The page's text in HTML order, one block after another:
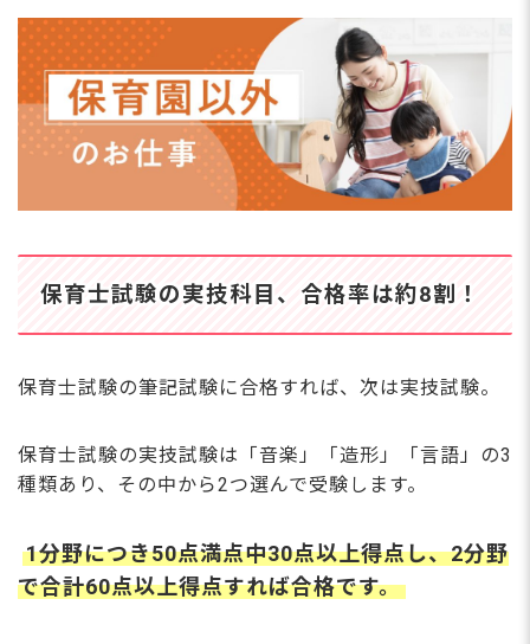
になる理由をチェック
落ちる人の特徴
不合格になる理由
保育士試験の実技はどれがいい？迷ったときのQ
＆A
Q. 保育士試験の実技科目はどれがいい？
Q. 保育士試験の実技の合格率はどのくらい？
い？
Q. 保育士試験に合格したら、すぐに転職活動を始める
きる？
Q. まだ辞めるか決めていないけど、情報収集だけで相
談してもいい？
保育士試験の実技科目を選ぶポイント知り、どれ
がいいか検討しよう
保育士試験の実技科目、合格率は約8割！
保育士試験の筆記試験に合格すれば、次は実技試験。
保育士試験の実技試験は「音楽」「造形」「言語」の3
種類あり、その中から2つ選んで受験します。
1分野につき50点満点中30点以上得点し、2分野
で合計60点以上得点すれば合格です。